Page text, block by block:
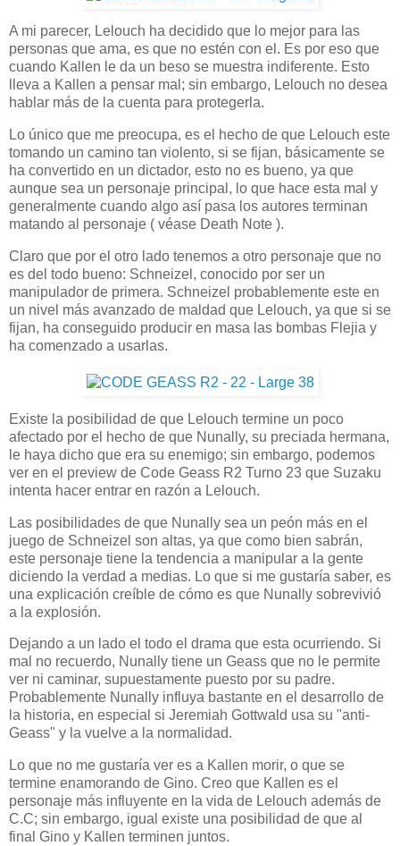
A mi parecer, Lelouch ha decidido que lo mejor para las
personas que ama, es que no estén con el. Es por eso que
cuando Kallen le da un beso se muestra indiferente. Esto
lleva a Kallen a pensar mal; sin embargo, Lelouch no desea
hablar más de la cuenta para protegerla.
Lo único que me preocupa, es el hecho de que Lelouch este
tomando un camino tan violento, si se fijan, básicamente se
ha convertido en un dictador, esto no es bueno, ya que
aunque sea un personaje principal, lo que hace esta mal y
generalmente cuando algo así pasa los autores terminan
matando al personaje ( véase Death Note ).
Claro que por el otro lado tenemos a otro personaje que no
es del todo bueno: Schneizel, conocido por ser un
manipulador de primera. Schneizel probablemente este en
un nivel más avanzado de maldad que Lelouch, ya que si se
fijan, ha conseguido producir en masa las bombas Flejia y
ha comenzado a usarlas.
Existe la posibilidad de que Lelouch termine un poco
afectado por el hecho de que Nunally, su preciada hermana,
le haya dicho que era su enemigo; sin embargo, podemos
ver en el preview de Code Geass R2 Turno 23 que Suzaku
intenta hacer entrar en razón a Lelouch.
Las posibilidades de que Nunally sea un peón más en el
juego de Schneizel son altas, ya que como bien sabrán,
este personaje tiene la tendencia a manipular a la gente
diciendo la verdad a medias. Lo que si me gustaría saber, es
una explicación creíble de cómo es que Nunally sobrevivió
a la explosión.
Dejando a un lado el todo el drama que esta ocurriendo. Si
mal no recuerdo, Nunally tiene un Geass que no le permite
ver ni caminar, supuestamente puesto por su padre.
Probablemente Nunally influya bastante en el desarrollo de
la historia, en especial si Jeremiah Gottwald usa su "anti-
Geass" y la vuelve a la normalidad.
Lo que no me gustaría ver es a Kallen morir, o que se
termine enamorando de Gino. Creo que Kallen es el
personaje más influyente en la vida de Lelouch además de
C.C; sin embargo, igual existe una posibilidad de que al
final Gino y Kallen terminen juntos.